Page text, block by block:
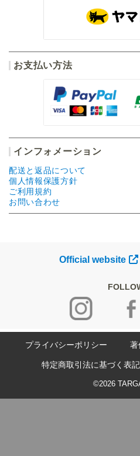
お支払い方法
インフォメーション
配送と返品について
個人情報保護方針
ご利用規約
お問い合わせ
Official website
プライバシーポリシー 著
特定商取引法に基づく表記
©2026